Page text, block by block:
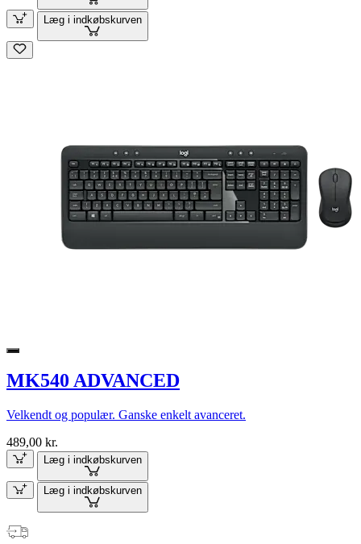
Læg i indkøbskurven
MK540 ADVANCED
Velkendt og populær. Ganske enkelt avanceret.
489,00 kr.
Læg i indkøbskurven
Læg i indkøbskurven